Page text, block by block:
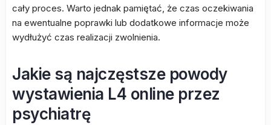
cały proces. Warto jednak pamiętać, że czas oczekiwania
na ewentualne poprawki lub dodatkowe informacje może
wydłużyć czas realizacji zwolnienia.
Jakie są najczęstsze powody
wystawienia L4 online przez
psychiatrę